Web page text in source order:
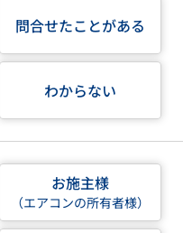
問合せたことがある
わからない
お施主様
（エアコンの所有者様）